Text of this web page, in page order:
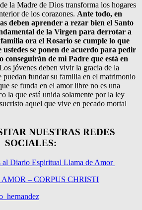
la Madre de Dios transforma los hogares
de los corazones. Ante todo, en
deben aprender a rezar bien el Santo
de la Virgen para derrotar a
ora el Rosario se cumple lo que
se ponen de acuerdo para pedir
conseguirán de mi Padre que está en
jóvenes deben vivir la gracia de la
puedan fundar su familia en el matrimonio
se funda en el amor libre no es una
la que está unida solamente por la ley
aquel que vive en pecado mortal
NUESTRAS REDES
SOCIALES:
al Diario Espiritual Llama de Amor
– CORPUS CHRISTI